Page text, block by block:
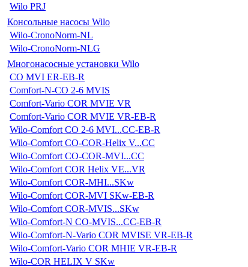
Wilo PRJ
Консольные насосы Wilo
Wilo-CronoNorm-NL
Wilo-CronoNorm-NLG
Многонасосные установки Wilo
CO MVI ER-EB-R
Comfort-N-CO 2-6 MVIS
Comfort-Vario COR MVIE VR
Comfort-Vario COR MVIE VR-EB-R
Wilo-Comfort CO 2-6 MVI...CC-EB-R
Wilo-Comfort CO-COR-Helix V...CC
Wilo-Comfort CO-COR-MVI...CC
Wilo-Comfort COR Helix VE...VR
Wilo-Comfort COR-MHI...SKw
Wilo-Comfort COR-MVI SKw-EB-R
Wilo-Comfort COR-MVIS...SKw
Wilo-Comfort-N CO-MVIS...CC-EB-R
Wilo-Comfort-N-Vario COR MVISE VR-EB-R
Wilo-Comfort-Vario COR MHIE VR-EB-R
Wilo-COR HELIX V SKw